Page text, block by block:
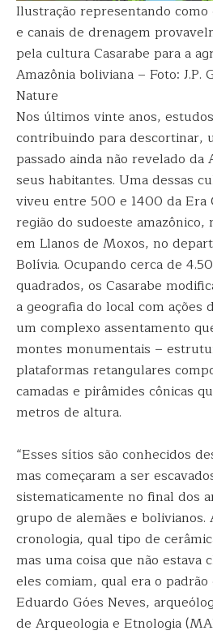
Ilustração representando como
e canais de drenagem
pela cultura Casarabe para a
Amazônia boliviana – Foto: J.P.
Nature
Nos últimos vinte anos,
contribuindo para descortinar,
passado ainda não revelado da
seus habitantes. Uma dessas
viveu entre 500 e 1400 da Era
região do sudoeste amazônico,
em Llanos de Moxos, no
Bolívia. Ocupando cerca de
quadrados, os Casarabe
a geografia do local com ações
um complexo assentamento
montes monumentais –
plataformas retangulares
camadas e pirâmides cônicas
metros de altura.
“Esses sítios são conhecidos
mas começaram a ser
sistematicamente no final dos
grupo de alemães e bolivianos.
cronologia, qual tipo de
mas uma coisa que não estava
eles comiam, qual era o
Eduardo Góes Neves,
de Arqueologia e Etnologia